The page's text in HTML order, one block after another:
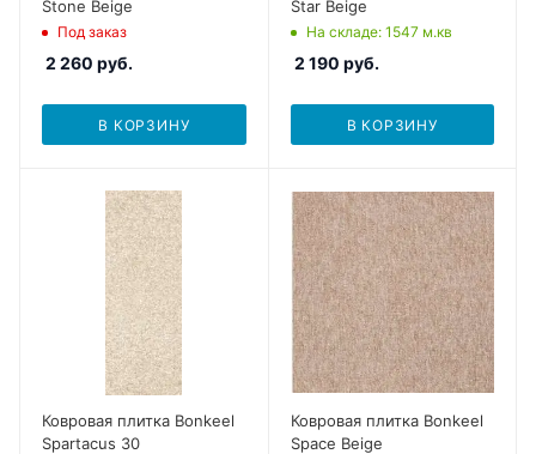
Stone Beige
Под заказ
2 260 руб.
В КОРЗИНУ
Star Beige
На складе: 1547 м.кв
2 190 руб.
В КОРЗИНУ
Ковровая плитка Bonkeel
Spartacus 30
Ковровая плитка Bonkeel
Space Beige